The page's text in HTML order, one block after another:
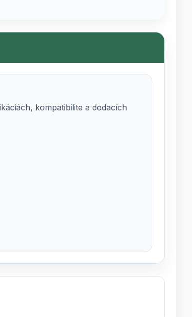
kompatibilite a dodacích